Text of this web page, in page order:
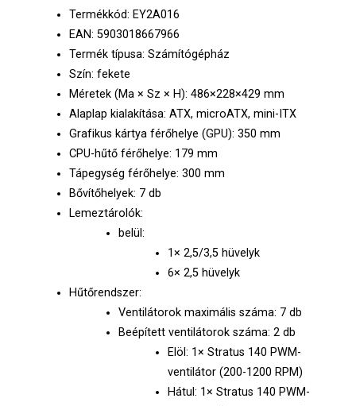
Termékkód: EY2A016
EAN: 5903018667966
Termék típusa: Számítógépház
Szín: fekete
Méretek (Ma × Sz × H): 486×228×429 mm
Alaplap kialakítása: ATX, microATX, mini-ITX
Grafikus kártya férőhelye (GPU): 350 mm
CPU-hűtő férőhelye: 179 mm
Tápegység férőhelye: 300 mm
Bővítőhelyek: 7 db
Lemeztárolók:
belül:
1× 2,5/3,5 hüvelyk
6× 2,5 hüvelyk
Hűtőrendszer:
Ventilátorok maximális száma: 7 db
Beépített ventilátorok száma: 2 db
Elöl: 1× Stratus 140 PWM-
ventilátor (200-1200 RPM)
Hátul: 1× Stratus 140 PWM-